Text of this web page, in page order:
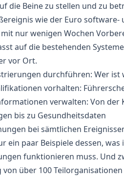
die Beine zu stellen und zu
wie der Euro
mit nur wenigen Wochen
auf die bestehenden
vor Ort.
durchführen: Wer ist
vorhalten:
verwalten: Von
bis zu Gesundheitsdaten
bei sämtlichen
ein paar Beispiele dessen,
funktionieren muss. Und
von über 100